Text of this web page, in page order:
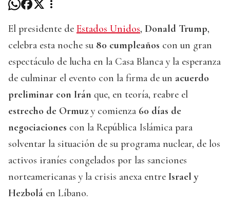
El presidente de Estados Unidos, Donald Trump,
celebra esta noche su 80 cumpleaños con un gran
espectáculo de lucha en la Casa Blanca y la esperanza
de culminar el evento con la firma de un acuerdo
preliminar con Irán que, en teoría, reabre el
estrecho de Ormuz y comienza 60 días de
negociaciones con la República Islámica para
solventar la situación de su programa nuclear, de los
activos iraníes congelados por las sanciones
norteamericanas y la crisis anexa entre Israel y
Hezbolá en Líbano.